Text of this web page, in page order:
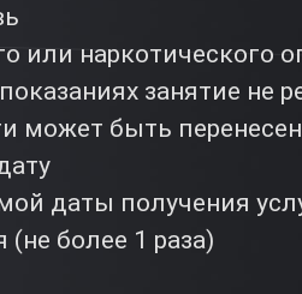
или наркотического
занятие не
может быть
даты получения
более 1 раза)